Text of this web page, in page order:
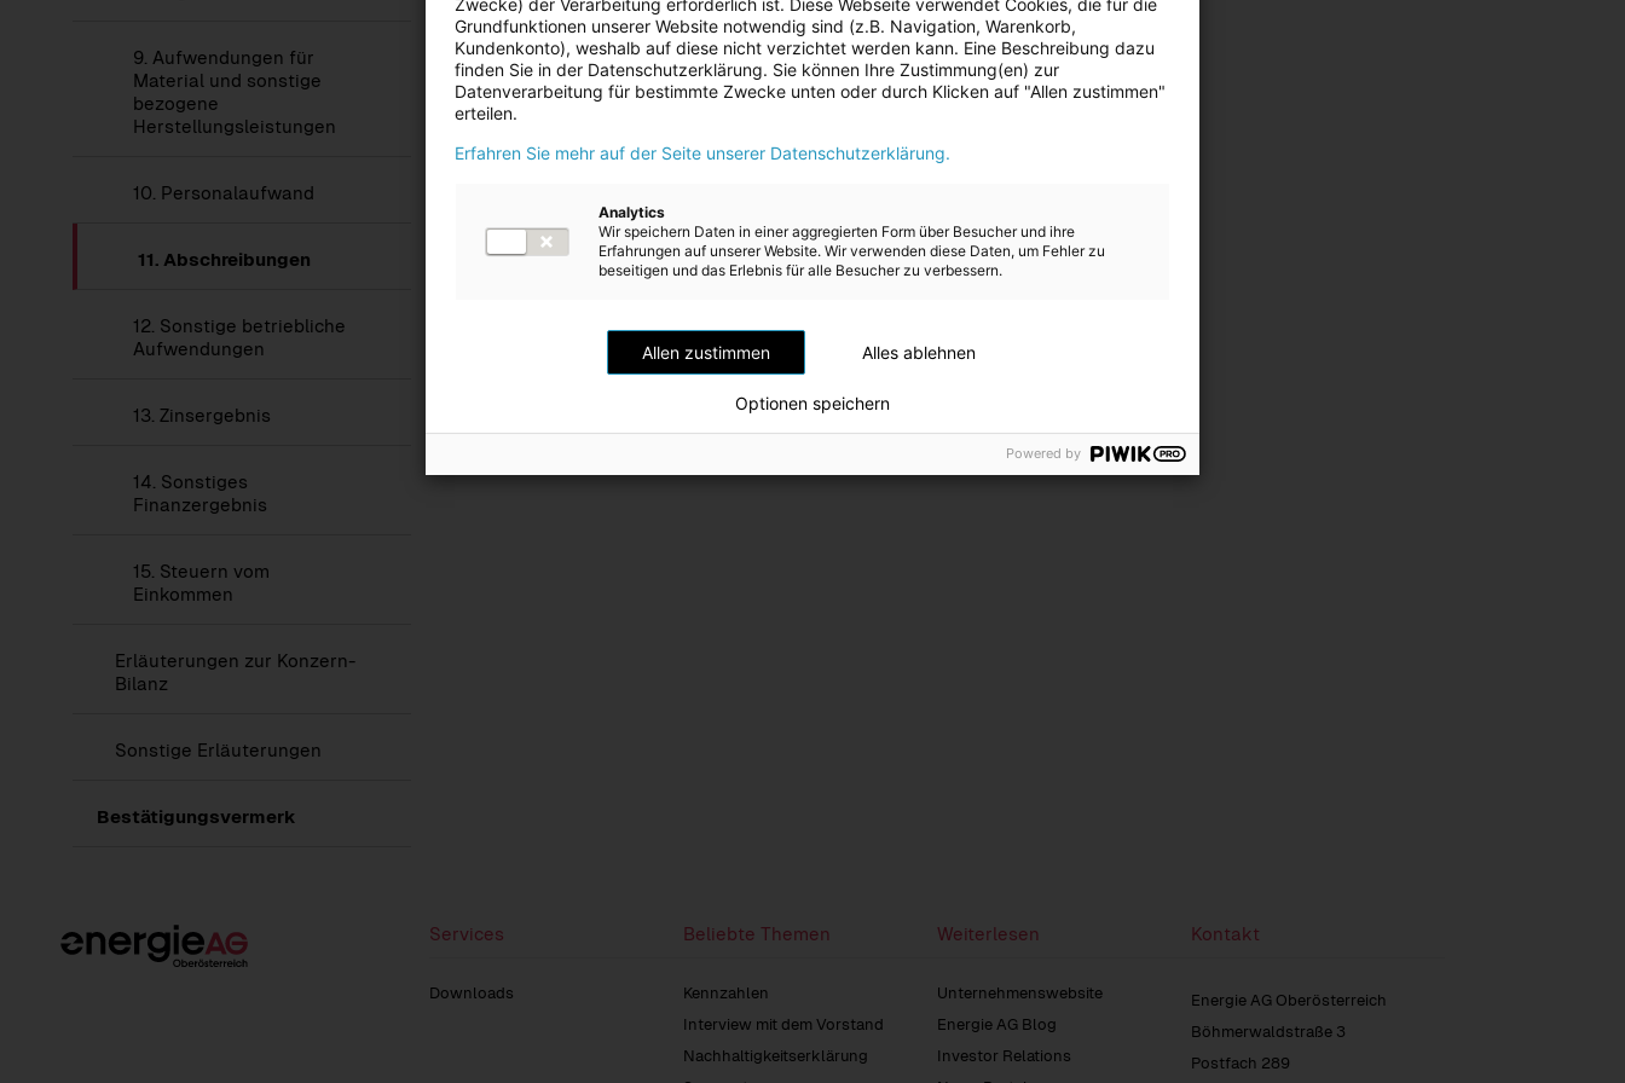
9. Aufwendungen für
Material und sonstige
bezogene
Herstellungsleistungen
10. Personalaufwand
11. Abschreibungen
12. Sonstige betriebliche
Aufwendungen
13. Zinsergebnis
14. Sonstiges
Finanzergebnis
15. Steuern vom
Einkommen
Erläuterungen zur Konzern-
Bilanz
Sonstige Erläuterungen
Bestätigungsvermerk
Services
Downloads
Beliebte Themen
Kennzahlen
Interview mit dem Vorstand
Nachhaltigkeitserklärung
Weiterlesen
Unternehmenswebsite
Energie AG Blog
Investor Relations
Kontakt
Energie AG Oberösterreich
Böhmerwaldstraße 3
Postfach 289
Zwecke) der Verarbeitung erforderlich ist. Diese Webseite verwendet Cookies, die für die
Grundfunktionen unserer Website notwendig sind (z.B. Navigation, Warenkorb,
Kundenkonto), weshalb auf diese nicht verzichtet werden kann. Eine Beschreibung dazu
finden Sie in der Datenschutzerklärung. Sie können Ihre Zustimmung(en) zur
Datenverarbeitung für bestimmte Zwecke unten oder durch Klicken auf "Allen zustimmen"
erteilen.
Erfahren Sie mehr auf der Seite unserer Datenschutzerklärung.
Analytics
Wir speichern Daten in einer aggregierten Form über Besucher und ihre
Erfahrungen auf unserer Website. Wir verwenden diese Daten, um Fehler zu
beseitigen und das Erlebnis für alle Besucher zu verbessern.
Allen zustimmen Alles ablehnen
Optionen speichern
Powered by